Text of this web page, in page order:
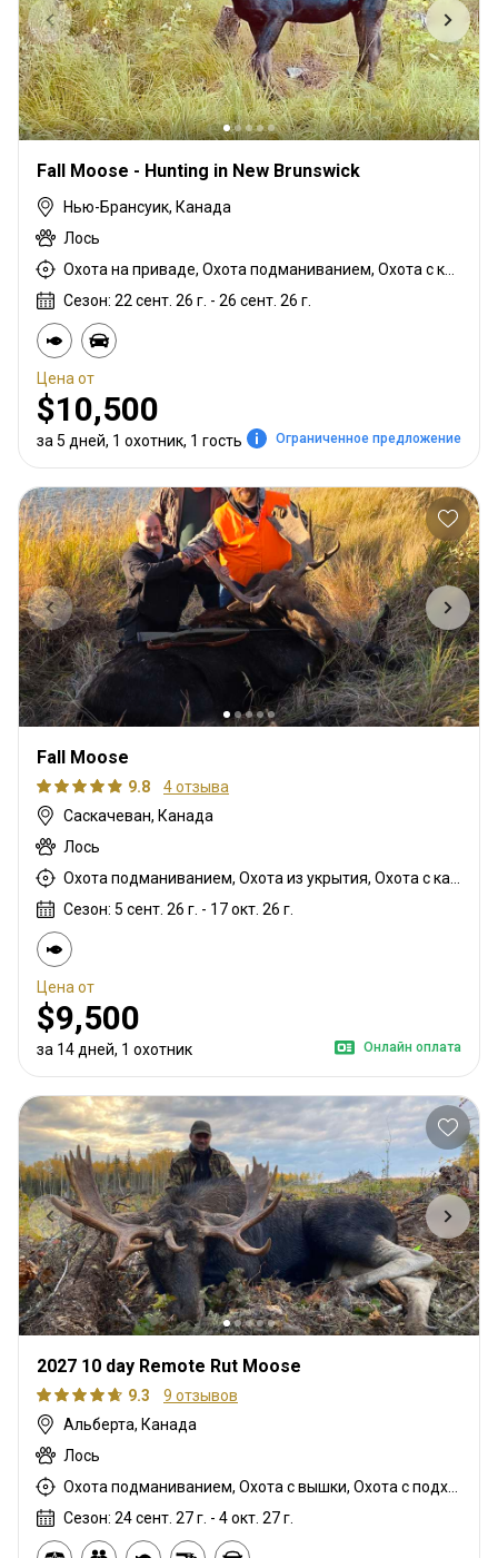
Fall Moose - Hunting in New Brunswick
Нью-Брансуик, Канада
Лось
Сезон: 22 сент. 26 г. - 26 сент. 26 г.
Цена от
$10,500
за 5 дней, 1 охотник, 1 гость Ограниченное предложение
Fall Moose
9.8
4 отзыва
Саскачеван, Канада
Лось
Сезон: 5 сент. 26 г. - 17 окт. 26 г.
Цена от
$9,500
за 14 дней, 1 охотник Онлайн оплата
2027 10 day Remote Rut Moose
9.3
9 отзывов
Альберта, Канада
Лось
Охота подманиванием, Охота с вышки, Охота с подхода
Сезон: 24 сент. 27 г. - 4 окт. 27 г.